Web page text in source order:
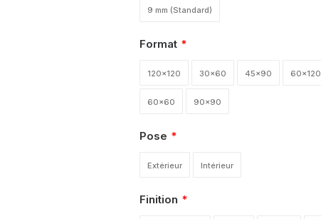
9 mm (Standard)
Format
120x120 30x60 45x90 60x120
60x60 90x90
Pose
Extérieur Intérieur
Finition